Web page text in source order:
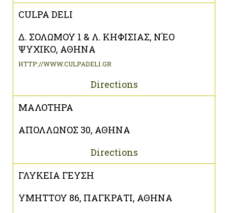
CULPA DELI
Δ. ΣΟΛΩΜΟΥ 1 & Λ. ΚΗΦΙΣΙΑΣ, ΝΈΟ
ΨΥΧΙΚΟ, ΑΘΗΝΑ
HTTP://WWW.CULPADELI.GR
Directions
ΜΑΛΟΤΗΡΑ
ΑΠΟΛΛΩΝΟΣ 30, ΑΘΗΝΑ
Directions
ΓΛΥΚΕΙΑ ΓΕΥΣΗ
ΥΜΗΤΤΟΥ 86, ΠΑΓΚΡΑΤΙ, ΑΘΗΝΑ